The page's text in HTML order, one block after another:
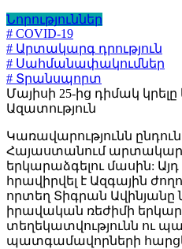
Նորություններ
# COVID-19
# Արտակարգ դրություն
# Սահմանափակումներ
# Տրանսպորտ
Մայիսի 25-ից դիմակ
Ազատություն
Կառավարությունն
Հայաստանում արտակարգ
երկարաձգելու մասին:
հրավիրվել է Ազգային
որտեղ Տիգրան Ավինյանը
իրավական ռեժիմի
տեղեկատվությունն ու
պատգամավորների